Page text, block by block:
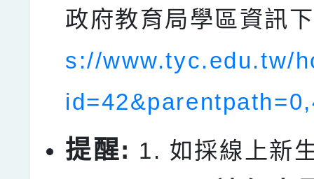
政府教育局學區資訊
s://www.tyc.edu.tw/
提醒: 1. 如採線上新